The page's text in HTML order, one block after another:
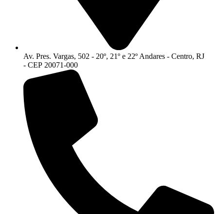
Av. Pres. Vargas, 502 - 20º, 21º e 22º Andares - Centro, RJ
- CEP 20071-000